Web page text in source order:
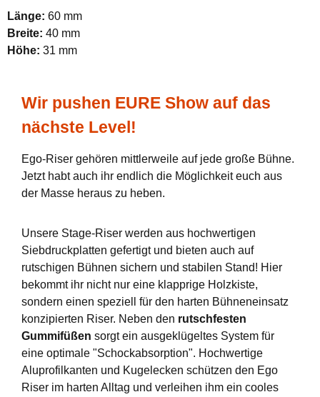
Länge: 60 mm
Breite: 40 mm
Höhe: 31 mm
Wir pushen EURE Show auf das
nächste Level!
Ego-Riser gehören mittlerweile auf jede große Bühne.
Jetzt habt auch ihr endlich die Möglichkeit euch aus
der Masse heraus zu heben.
Unsere Stage-Riser werden aus hochwertigen
Siebdruckplatten gefertigt und bieten auch auf
rutschigen Bühnen sichern und stabilen Stand! Hier
bekommt ihr nicht nur eine klapprige Holzkiste,
sondern einen speziell für den harten Bühneneinsatz
konzipierten Riser. Neben den rutschfesten
Gummifüßen sorgt ein ausgeklügeltes System für
eine optimale "Schockabsorption". Hochwertige
Aluprofilkanten und Kugelecken schützen den Ego
Riser im harten Alltag und verleihen ihm ein cooles